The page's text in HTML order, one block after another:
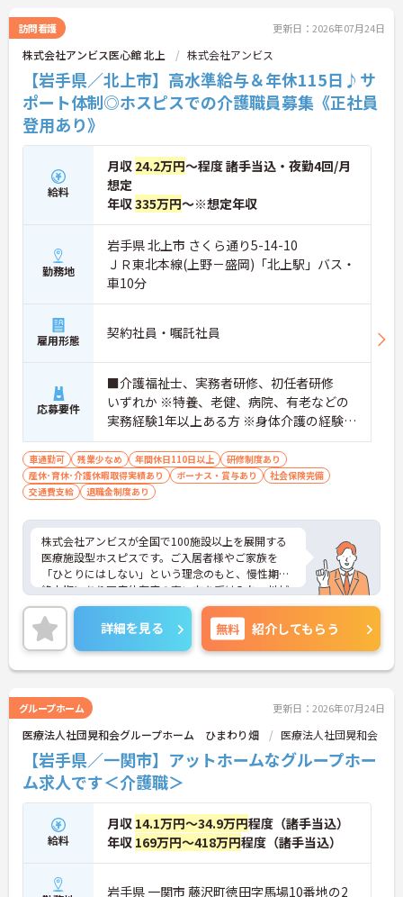
訪問看護 更新日：2026年07月24日
株式会社アンビス医心館 北上 株式会社アンビス
【岩手県／北上市】高水準給与＆年休115日♪サ
ポート体制◎ホスピスでの介護職員募集《正社員
登用あり》
給料
月収 24.2万円～程度 諸手当込・夜勤4回/月
想定
年収335万円～※想定年収
勤務地
岩手県 北上市 さくら通り5-14-10
ＪＲ東北本線(上野－盛岡)「北上駅」バス・
車10分
雇用形態 契約社員・嘱託社員
応募要件
■介護福祉士、実務者研修、初任者研修
いずれか ※特養、老健、病院、有老などの
実務経験1年以上ある方 ※身体介護の経験年
以上ある方、機械浴の使用の経験のある方
歓迎
車通勤可 残業少なめ 年間休日110日以上
研修制度あり
産休･育休･介護休暇取得実績あり
ボーナス・賞与あり
社会保険完備
交通費支給
退職金制度あり
株式会社アンビスが全国で100施設以上を展開する
医療施設型ホスピスです。ご入居者様やご家族を
「ひとりにはしない」という理念のもと、慢性期や
終末期にあり医療依存度の高い方を受け入れ、地域
医療を支える社会的意義の高い事業を推進していま
す。現場には看護師が24時間常駐しています。急変
時の対応や医療行為は看護師が担当するため、初任
者研修や実務者研修の方も食事介助や入浴介助など
の生活を支えるケアに専念できる環境です。多職種
連携の体制がしっかりと整っています。働き方の面
では、夜勤明けの翌日が原則として公休となるほ
か、月平均の残業時間も5時間から7時間程度とかな
り少なめです。常勤スタッフの比率が90パーセント
を超えているため急な勤務変更が発生しにくく、あ
らかじめ決められた訪問予定表に沿って規則正しく
働けます。入職後は現場スタッフによるお一人おひ
とりに合わせた個別のOJT研修が実施されます。eラ
ーニングも導入されており、多職種と連携しながら
専門性を着実に深めていける環境が用意されていま
詳細を見る 無料 紹介してもらう
グループホーム 更新日：2026年07月24日
医療法人社団晃和会グループホーム ひまわり畑 医療法人社団晃和会
【岩手県／一関市】アットホームなグループホー
ム求人です＜介護職＞
給料
月収 14.1万円～34.9万円程度（諸手当込）
年収 169万円～418万円程度（諸手当込）
岩手県 一関市 藤沢町徳田字馬場10番地の2